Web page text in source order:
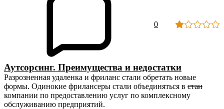
0
Аутсорсинг. Преимущества и недостатки
Разрозненная удаленка и фриланс стали обретать новые
формы. Одинокие фрилансеры стали объединяться в стаи
компании по предоставлению услуг по комплексному
обслуживанию предприятий.